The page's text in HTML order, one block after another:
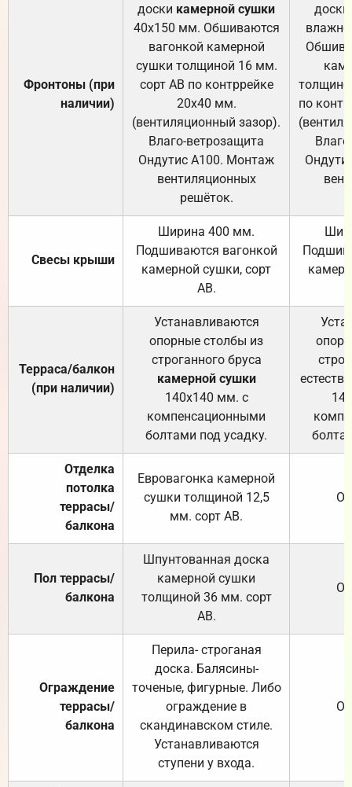
Фронтоны (при
наличии)
доски камерной сушки
40х150 мм. Обшиваются
вагонкой камерной
сушки толщиной 16 мм.
сорт АВ по контррейке
20х40 мм.
(вентиляционный зазор).
Влаго-ветрозащита
Ондутис А100. Монтаж
вентиляционных
решёток.
доски
по
Свесы крыши
Ширина 400 мм.
Подшиваются вагонкой
камерной сушки, сорт
АВ.
Терраса/балкон
(при наличии)
Устанавливаются
опорные столбы из
строганного бруса
камерной сушки
140х140 мм. с
компенсационными
болтами под усадку.
Отделка
потолка
террасы/
балкона
Евровагонка камерной
сушки толщиной 12,5
мм. сорт АВ.
Пол террасы/
балкона
Шпунтованная доска
камерной сушки
толщиной 36 мм. сорт
АВ.
Ограждение
террасы/
балкона
Перила- строганая
доска. Балясины-
точеные, фигурные. Либо
ограждение в
скандинавском стиле.
Устанавливаются
ступени у входа.